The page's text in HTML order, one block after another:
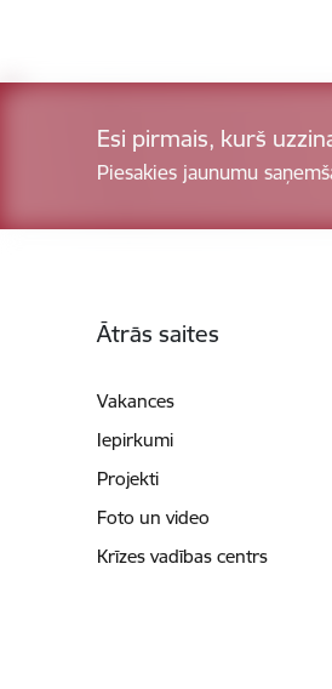
Esi pirmais, kurš
Piesakies jaunumu
Ātrās saites
Vakances
Iepirkumi
Projekti
Foto un video
Krīzes vadības centrs